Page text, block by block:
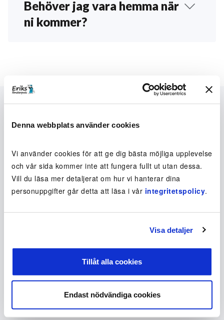
Denna webbplats använder cookies
Vi använder cookies för att ge dig bästa möjliga upplevelse
och vår sida kommer inte att fungera fullt ut utan dessa.
Vill du läsa mer detaljerat om hur vi hanterar dina
personuppgifter går detta att läsa i vår integritetspolicy.
Visa detaljer
Tillåt alla cookies
Endast nödvändiga cookies
önskar få de husfönster som sitter på huset
inne i ett uterum putsade måste ni be oss om
det. Alla vill inte att vi ska gå in i uterummet,
fönster putsade.
Behöver jag vara hemma när
ni kommer?
in- och utvändigt samt emellan om det finns
delbara fönster, behöver du vara hemma och
Abonnemang
Engångsputsning
Här putsar vi
Schema
Rutavdrag och fönsterputs
Företaget
Om oss